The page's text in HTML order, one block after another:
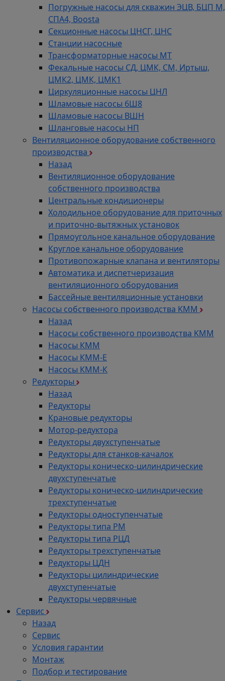
Погружные насосы для скважин ЭЦВ, БЦП М,
СПА4, Boosta
Секционные насосы ЦНСГ, ЦНС
Станции насосные
Трансформаторные насосы МТ
Фекальные насосы СД, ЦМК, СМ, Иртыш,
ЦМК2, ЦМК, ЦМК1
Циркуляционные насосы ЦНЛ
Шламовые насосы 6Ш8
Шламовые насосы ВШН
Шланговые насосы НП
Вентиляционное оборудование собственного
производства
Назад
Вентиляционное оборудование
собственного производства
Центральные кондиционеры
Холодильное оборудование для приточных
и приточно-вытяжных установок
Прямоугольное канальное оборудование
Круглое канальное оборудование
Противопожарные клапана и вентиляторы
Автоматика и диспетчеризация
вентиляционного оборудования
Бассейные вентиляционные установки
Насосы собственного производства KMM
Назад
Насосы собственного производства KMM
Насосы КММ
Насосы КММ-Е
Насосы КММ-К
Редукторы
Назад
Редукторы
Крановые редукторы
Мотор-редуктора
Редукторы двухступенчатые
Редукторы для станков-качалок
Редукторы коническо-цилиндрические
двухступенчатые
Редукторы коническо-цилиндрические
трехступенчатые
Редукторы одноступенчатые
Редукторы типа РМ
Редукторы типа РЦД
Редукторы трехступенчатые
Редукторы ЦДН
Редукторы цилиндрические
двухступенчатые
Редукторы червячные
Сервис
Назад
Сервис
Условия гарантии
Монтаж
Подбор и тестирование